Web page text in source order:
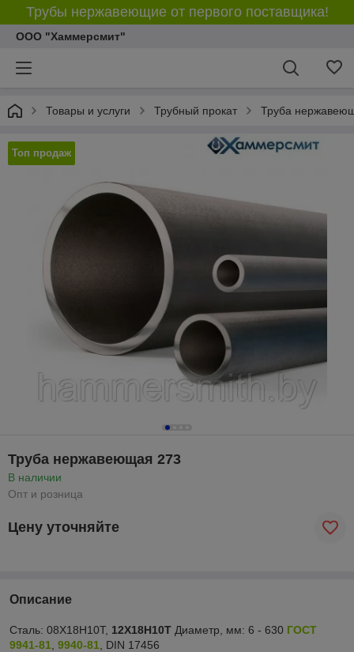
Трубы нержавеющие от первого поставщика!
ООО "Хаммерсмит"
Товары и услуги Трубный прокат Труба
Топ продаж
Труба нержавеющая 273
В наличии
Опт и розница
Цену уточняйте
Описание
Сталь: 08Х18Н10Т, 12Х18Н10Т Диаметр, мм: 6 - 630 ГОСТ
9941-81 9940-81 , DIN 17456